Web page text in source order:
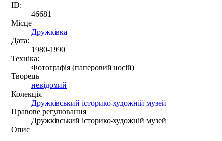
ID:
46681
Місце
Дружківка
Дата:
1980-1990
Техніка:
Фотографія (паперовий носій)
Творець
невідомий
Колекція
Дружківський історико-художній музей
Правове регулювання
Дружківський історико-художній музей
Опис